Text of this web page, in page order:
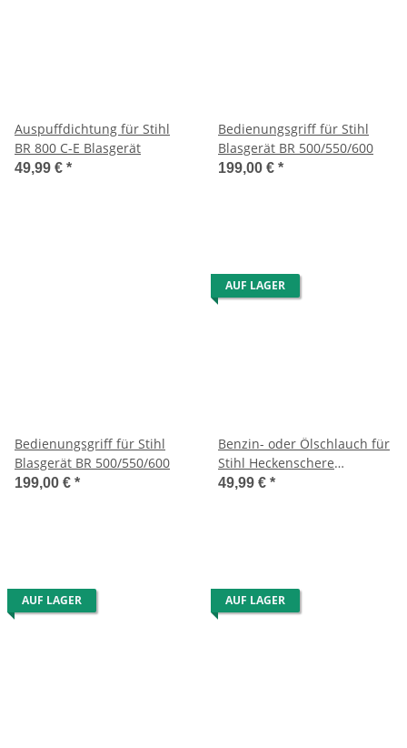
Auspuffdichtung für Stihl
BR 800 C-E Blasgerät
49,99 € *
Bedienungsgriff für Stihl
Blasgerät BR 500/550/600
199,00 € *
Bedienungsgriff für Stihl
Blasgerät BR 500/550/600
199,00 € *
AUF LAGER
Benzin- oder Ölschlauch für
Stihl Heckenschere
HS72/74/76/HTA 65/85 -
49,99 € *
AUF LAGER AUF LAGER